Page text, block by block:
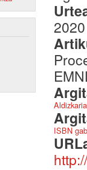
2020
ISBN